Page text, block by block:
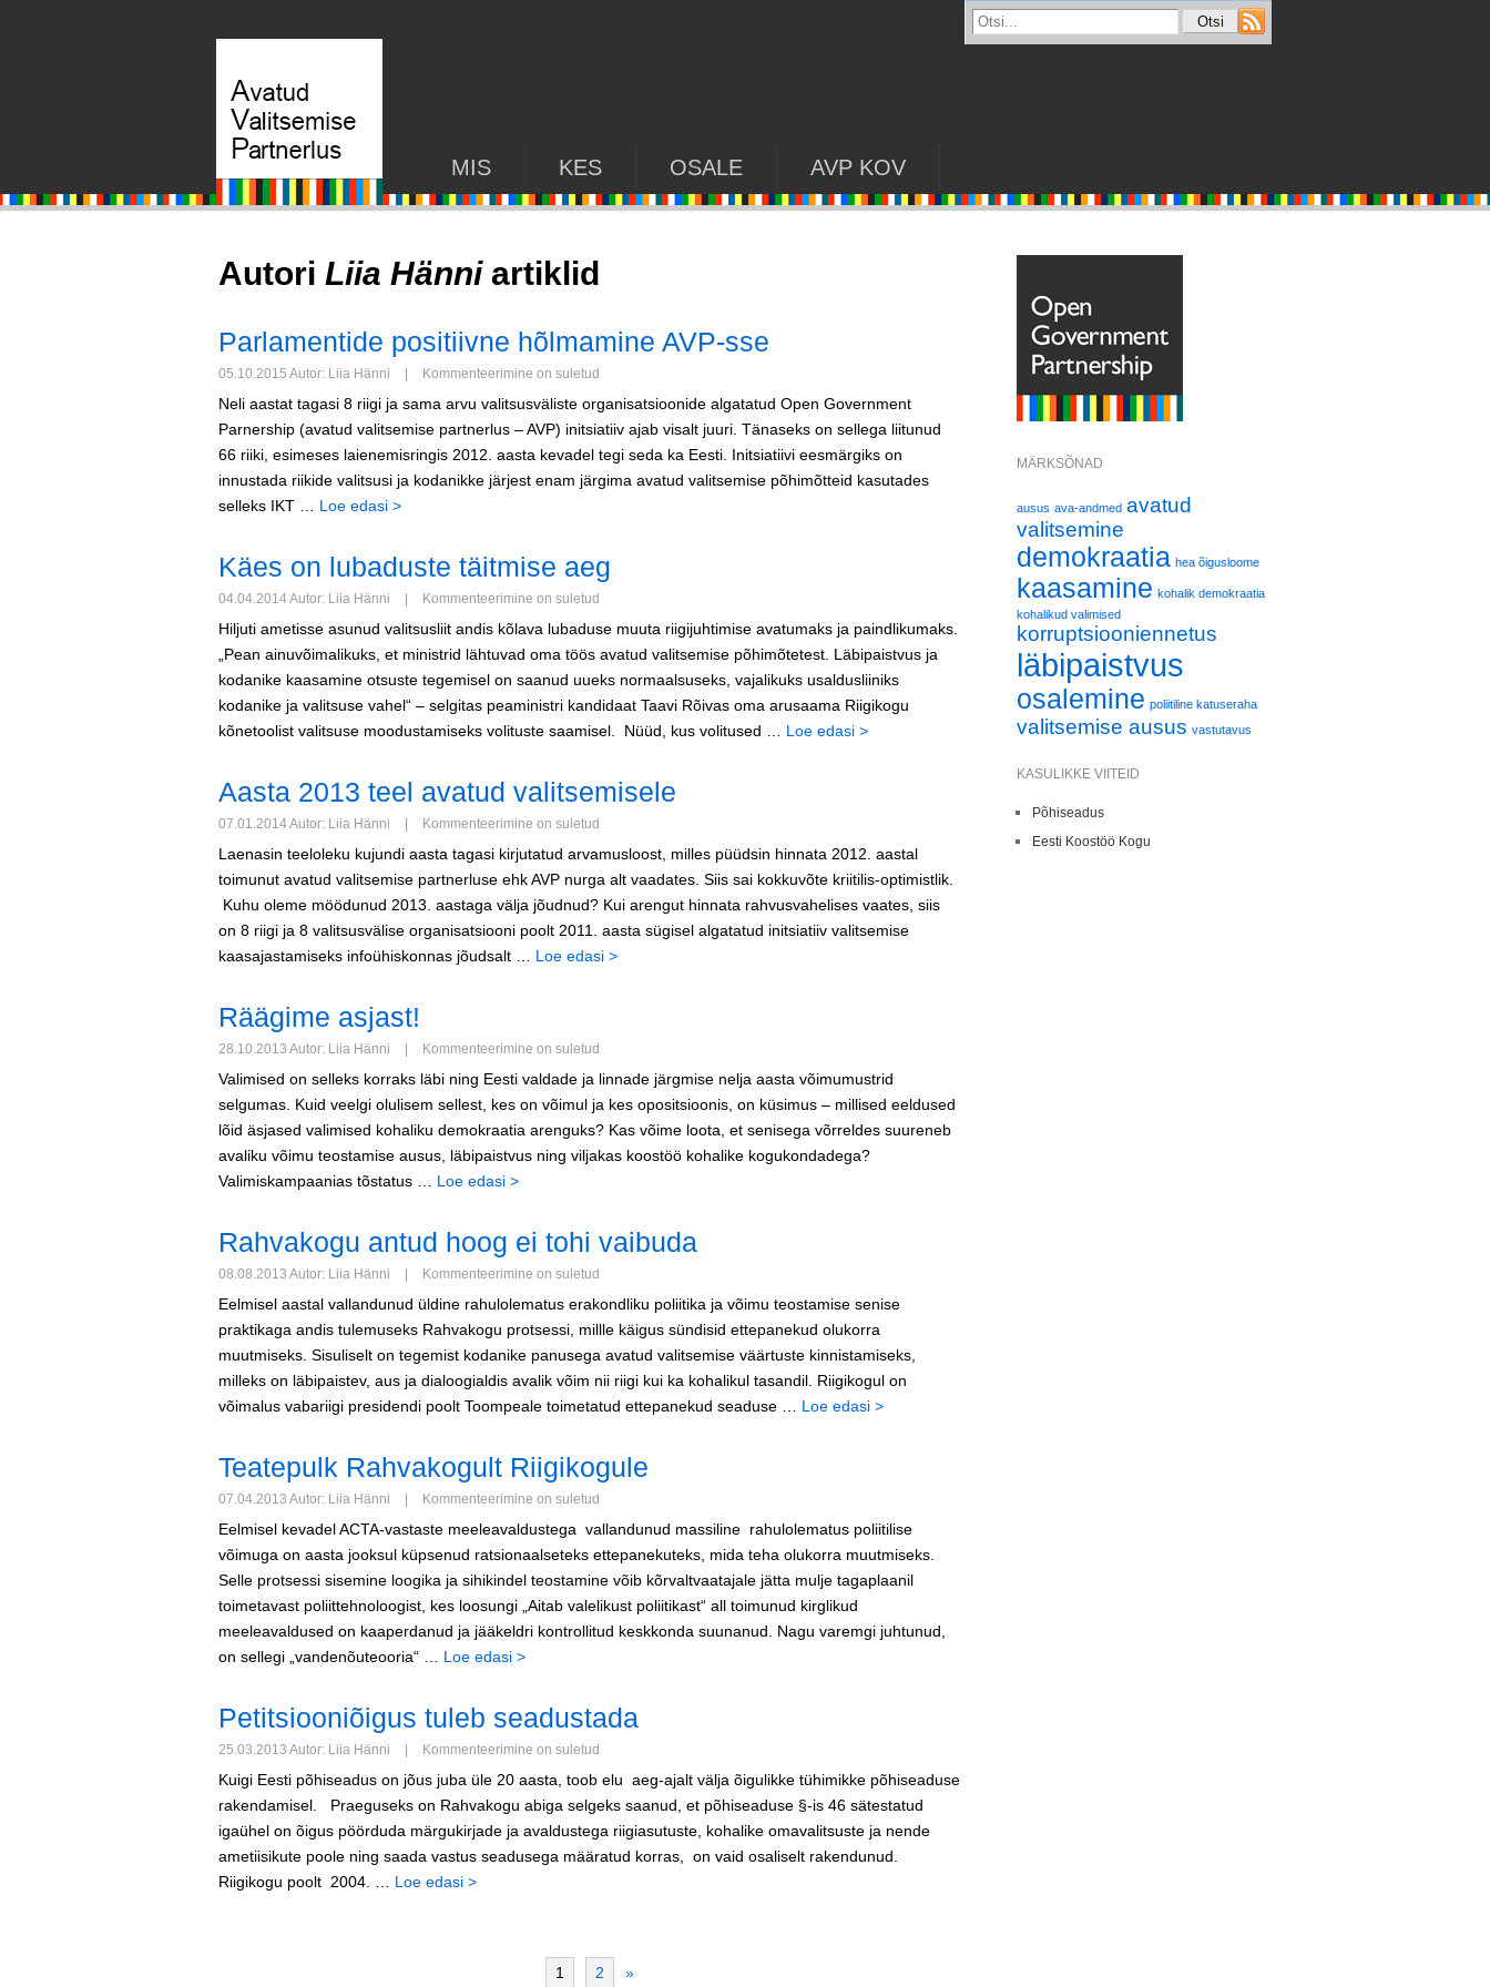
MIS KES OSALE AVP KOV
Autori Liia Hänniartiklid
Parlamentide positiivne hõlmamine AVP-sse
05.10.2015 Autor: Liia Hänni Kommenteerimine on suletud
Neli aastat tagasi 8 riigi ja sama arvu valitsusväliste organisatsioonide algatatud Open Government
Parnership (avatud valitsemise partnerlus – AVP) initsiatiiv ajab visalt juuri. Tänaseks on sellega liitunud
66 riiki, esimeses laienemisringis 2012. aasta kevadel tegi seda ka Eesti. Initsiatiivi eesmärgiks on
innustada riikide valitsusi ja kodanikke järjest enam järgima avatud valitsemise põhimõtteid kasutades
selleks IKT … Loe edasi >
Käes on lubaduste täitmise aeg
04.04.2014 Autor: Liia Hänni Kommenteerimine on suletud
Hiljuti ametisse asunud valitsusliit andis kõlava lubaduse muuta riigijuhtimise avatumaks ja paindlikumaks.
„Pean ainuvõimalikuks, et ministrid lähtuvad oma töös avatud valitsemise põhimõtetest. Läbipaistvus ja
kodanike kaasamine otsuste tegemisel on saanud uueks normaalsuseks, vajalikuks usaldusliiniks
kodanike ja valitsuse vahel“ – selgitas peaministri kandidaat Taavi Rõivas oma arusaama Riigikogu
kõnetoolist valitsuse moodustamiseks volituste saamisel. Nüüd, kus volitused … Loe edasi >
Aasta 2013 teel avatud valitsemisele
07.01.2014 Autor: Liia Hänni Kommenteerimine on suletud
Laenasin teeloleku kujundi aasta tagasi kirjutatud arvamusloost, milles püüdsin hinnata 2012. aastal
toimunut avatud valitsemise partnerluse ehk AVP nurga alt vaadates. Siis sai kokkuvõte kriitilis-optimistlik.
Kuhu oleme möödunud 2013. aastaga välja jõudnud? Kui arengut hinnata rahvusvahelises vaates, siis
on 8 riigi ja 8 valitsusvälise organisatsiooni poolt 2011. aasta sügisel algatatud initsiatiiv valitsemise
kaasajastamiseks infoühiskonnas jõudsalt … Loe edasi >
Räägime asjast!
28.10.2013 Autor: Liia Hänni Kommenteerimine on suletud
Valimised on selleks korraks läbi ning Eesti valdade ja linnade järgmise nelja aasta võimumustrid
selgumas. Kuid veelgi olulisem sellest, kes on võimul ja kes opositsioonis, on küsimus – millised eeldused
lõid äsjased valimised kohaliku demokraatia arenguks? Kas võime loota, et senisega võrreldes suureneb
avaliku võimu teostamise ausus, läbipaistvus ning viljakas koostöö kohalike kogukondadega?
Valimiskampaanias tõstatus … Loe edasi >
Rahvakogu antud hoog ei tohi vaibuda
08.08.2013 Autor: Liia Hänni Kommenteerimine on suletud
Eelmisel aastal vallandunud üldine rahulolematus erakondliku poliitika ja võimu teostamise senise
praktikaga andis tulemuseks Rahvakogu protsessi, millle käigus sündisid ettepanekud olukorra
muutmiseks. Sisuliselt on tegemist kodanike panusega avatud valitsemise väärtuste kinnistamiseks,
milleks on läbipaistev, aus ja dialoogialdis avalik võim nii riigi kui ka kohalikul tasandil. Riigikogul on
võimalus vabariigi presidendi poolt Toompeale toimetatud ettepanekud seaduse … Loe edasi >
Teatepulk Rahvakogult Riigikogule
07.04.2013 Autor: Liia Hänni Kommenteerimine on suletud
Eelmisel kevadel ACTA-vastaste meeleavaldustega vallandunud massiline rahulolematus poliitilise
võimuga on aasta jooksul küpsenud ratsionaalseteks ettepanekuteks, mida teha olukorra muutmiseks.
Selle protsessi sisemine loogika ja sihikindel teostamine võib kõrvaltvaatajale jätta mulje tagaplaanil
toimetavast poliittehnoloogist, kes loosungi „Aitab valelikust poliitikast“ all toimunud kirglikud
meeleavaldused on kaaperdanud ja jääkeldri kontrollitud keskkonda suunanud. Nagu varemgi juhtunud,
on sellegi „vandenõuteooria“ … Loe edasi >
Petitsiooniõigus tuleb seadustada
25.03.2013 Autor: Liia Hänni Kommenteerimine on suletud
Kuigi Eesti põhiseadus on jõus juba üle 20 aasta, toob elu aeg-ajalt välja õigulikke tühimikke põhiseaduse
rakendamisel. Praeguseks on Rahvakogu abiga selgeks saanud, et põhiseaduse §-is 46 sätestatud
igaühel on õigus pöörduda märgukirjade ja avaldustega riigiasutuste, kohalike omavalitsuste ja nende
ametiisikute poole ning saada vastus seadusega määratud korras, on vaid osaliselt rakendunud.
Riigikogu poolt 2004. … Loe edasi >
1 2 »
MÄRKSÕNAD
ausus ava-andmed avatud
valitsemine
demokraatia hea õigusloome
kaasamine kohalik demokraatia
kohalikud valimised
korruptsiooniennetus
läbipaistvus
osalemine poliitiline katuseraha
valitsemise ausus vastutavus
KASULIKKE VIITEID
Põhiseadus
Eesti Koostöö Kogu